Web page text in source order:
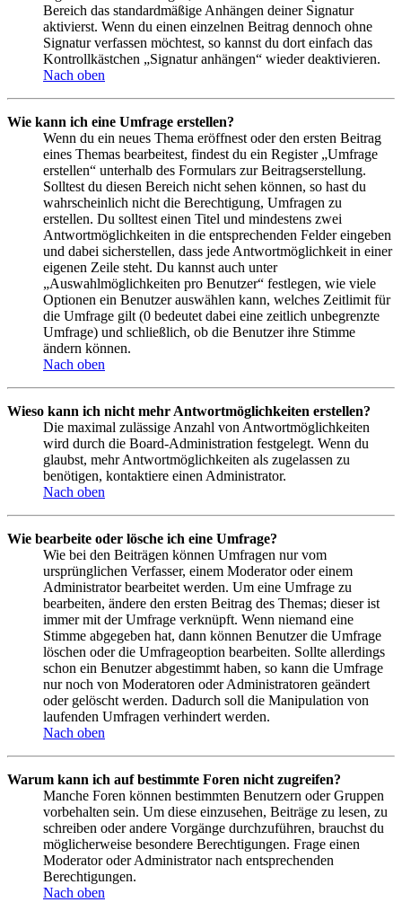
Bereich das standardmäßige Anhängen deiner Signatur
aktivierst. Wenn du einen einzelnen Beitrag dennoch ohne
Signatur verfassen möchtest, so kannst du dort einfach das
Kontrollkästchen „Signatur anhängen“ wieder deaktivieren.
Nach oben
Wie kann ich eine Umfrage erstellen?
Wenn du ein neues Thema eröffnest oder den ersten Beitrag
eines Themas bearbeitest, findest du ein Register „Umfrage
erstellen“ unterhalb des Formulars zur Beitragserstellung.
Solltest du diesen Bereich nicht sehen können, so hast du
wahrscheinlich nicht die Berechtigung, Umfragen zu
erstellen. Du solltest einen Titel und mindestens zwei
Antwortmöglichkeiten in die entsprechenden Felder eingeben
und dabei sicherstellen, dass jede Antwortmöglichkeit in einer
eigenen Zeile steht. Du kannst auch unter
„Auswahlmöglichkeiten pro Benutzer“ festlegen, wie viele
Optionen ein Benutzer auswählen kann, welches Zeitlimit für
die Umfrage gilt (0 bedeutet dabei eine zeitlich unbegrenzte
Umfrage) und schließlich, ob die Benutzer ihre Stimme
ändern können.
Nach oben
Wieso kann ich nicht mehr Antwortmöglichkeiten erstellen?
Die maximal zulässige Anzahl von Antwortmöglichkeiten
wird durch die Board-Administration festgelegt. Wenn du
glaubst, mehr Antwortmöglichkeiten als zugelassen zu
benötigen, kontaktiere einen Administrator.
Nach oben
Wie bearbeite oder lösche ich eine Umfrage?
Wie bei den Beiträgen können Umfragen nur vom
ursprünglichen Verfasser, einem Moderator oder einem
Administrator bearbeitet werden. Um eine Umfrage zu
bearbeiten, ändere den ersten Beitrag des Themas; dieser ist
immer mit der Umfrage verknüpft. Wenn niemand eine
Stimme abgegeben hat, dann können Benutzer die Umfrage
löschen oder die Umfrageoption bearbeiten. Sollte allerdings
schon ein Benutzer abgestimmt haben, so kann die Umfrage
nur noch von Moderatoren oder Administratoren geändert
oder gelöscht werden. Dadurch soll die Manipulation von
laufenden Umfragen verhindert werden.
Nach oben
Warum kann ich auf bestimmte Foren nicht zugreifen?
Manche Foren können bestimmten Benutzern oder Gruppen
vorbehalten sein. Um diese einzusehen, Beiträge zu lesen, zu
schreiben oder andere Vorgänge durchzuführen, brauchst du
möglicherweise besondere Berechtigungen. Frage einen
Moderator oder Administrator nach entsprechenden
Berechtigungen.
Nach oben